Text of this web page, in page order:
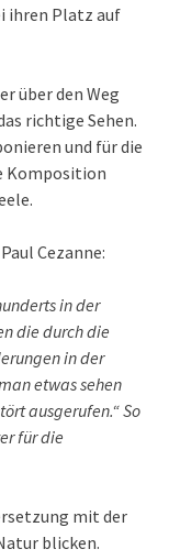
ihren Platz auf
über den Weg
richtige Sehen.
und für die
Komposition
Cezanne:
in der
die durch die
in der
etwas sehen
ausgerufen.“ So
für die
mit der
blicken.